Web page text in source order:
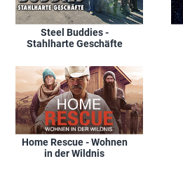
Steel Buddies -
Stahlharte Geschäfte
Home Rescue - Wohnen
in der Wildnis